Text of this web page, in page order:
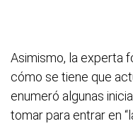
Asimismo, la experta
cómo se tiene que
enumeró algunas
tomar para entrar en